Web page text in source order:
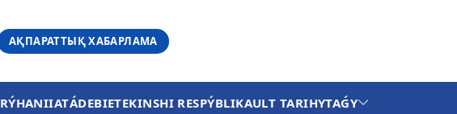
АҚПАРАТТЫҚ ХАБАРЛАМА
RÝHANIIATÁDEBIETEKINSHI RESPÝBLIKAULT TARIHYTAǴY